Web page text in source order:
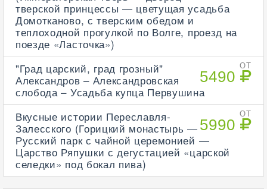
тверской принцессы — цветущая усадьба
Домотканово, с тверским обедом и
теплоходной прогулкой по Волге, проезд на
поезде «Ласточка»)
ОТ
5490
"Град царский, град грозный"
Александров – Александровская
слобода – Усадьба купца Первушина
ОТ
5990
Вкусные истории Переславля-
Залесского (Горицкий монастырь —
Русский парк с чайной церемонией —
Царство Ряпушки с дегустацией «царской
селедки» под бокал пива)